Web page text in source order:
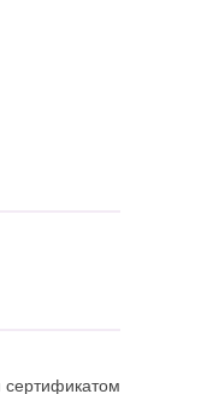
сертификатом